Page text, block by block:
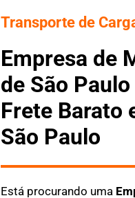
Transporte de
Empresa de
de São
Frete Barato
São Paulo
Está procurando uma